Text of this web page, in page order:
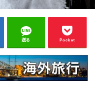
送る Pocket